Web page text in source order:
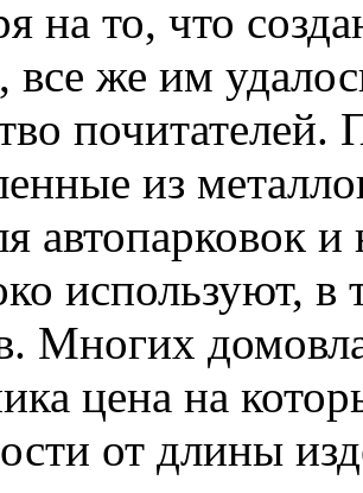
на то, что
все же им
из
автопарковок
используют, в
Многих
цена на
от длины